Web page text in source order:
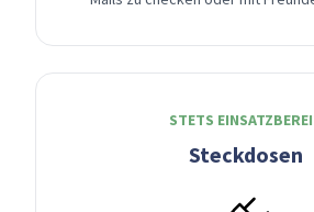
STETS
Steckdosen